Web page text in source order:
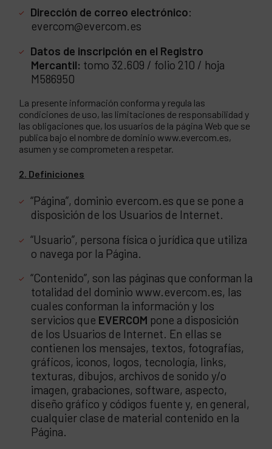
Dirección de correo electrónico:
evercom@evercom.es
Datos de inscripción en el Registro
Mercantil: tomo 32.609 / folio 210 / hoja
M586950
La presente información conforma y regula las
condiciones de uso, las limitaciones de responsabilidad y
las obligaciones que, los usuarios de la página Web que se
publica bajo el nombre de dominio www.evercom.es,
asumen y se comprometen a respetar.
2. Definiciones
“Página”, dominio evercom.es que se pone a
disposición de los Usuarios de Internet.
“Usuario”, persona física o jurídica que utiliza
o navega por la Página.
“Contenido”, son las páginas que conforman la
totalidad del dominio www.evercom.es, las
cuales conforman la información y los
servicios que EVERCOM pone a disposición
de los Usuarios de Internet. En ellas se
contienen los mensajes, textos, fotografías,
gráficos, iconos, logos, tecnología, links,
texturas, dibujos, archivos de sonido y/o
imagen, grabaciones, software, aspecto,
diseño gráfico y códigos fuente y, en general,
cualquier clase de material contenido en la
Página.